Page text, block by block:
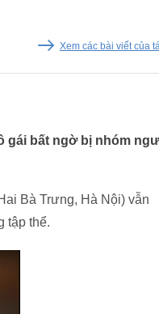
Xem các bài viết của
gái bất ngờ bị nhóm
Bà Trưng, Hà Nội) vẫn
tập thể.